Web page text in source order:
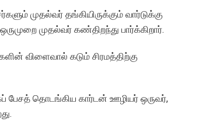
முதல்வர் தங்கியிருக்கும் வார்டுக்கு
முதல்வர் கண்திறந்து பார்க்கிறார்.
விளைவால் கடும் சிரமத்திற்கு
பேசத் தொடங்கிய கார்டன் ஊழியர் ஒருவர்,